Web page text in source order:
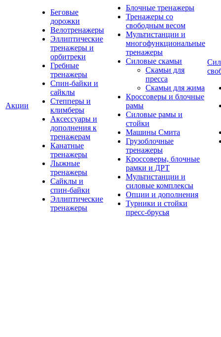
Акции
Беговые
дорожки
Велотренажеры
Эллиптические
тренажеры и
орбитреки
Гребные
тренажеры
Спин-байки и
сайклы
Степперы и
климберы
Аксессуары и
дополнения к
тренажерам
Канатные
тренажеры
Лыжные
тренажеры
Сайклы и
спин-байки
Эллиптические
тренажеры
Блочные тренажеры
Тренажеры со
свободным весом
Мультистанции и
многофункциональные
тренажеры
Силовые скамьи
Скамьи для
пресса
Скамьи для жима
Кроссоверы и блочные
рамы
Силовые рамы и
стойки
Машины Смита
Грузоблочные
тренажеры
Кроссоверы, блочные
рамки и ДРТ
Мультистанции и
силовые комплексы
Опции и дополнения
Турники и стойки
пресс-брусья